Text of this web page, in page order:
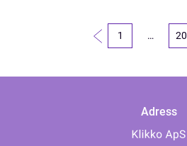
1 … 20
Adress